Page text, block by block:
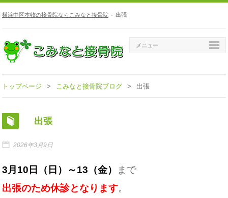
横浜中区本牧の接骨院ならこみなと接骨院 - 出張
メニュー
トップページ > こみなと接骨院ブログ > 出張
出張
2026年3月9日
3月10日（日）～13（金）
まで
出張のため休診となります。